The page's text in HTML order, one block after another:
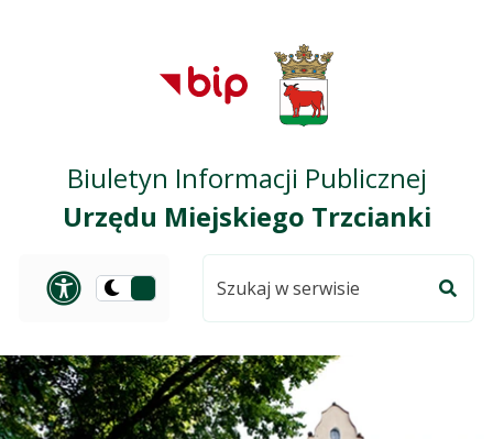
Przejdź do
głównego menu
Przejdź do treści
Przejdź do mapy
serwisu
Biuletyn Informacji Publicznej
Urzędu Miejskiego Trzcianki
Panel dostosowania
Przełącz
ciemną
serwisie